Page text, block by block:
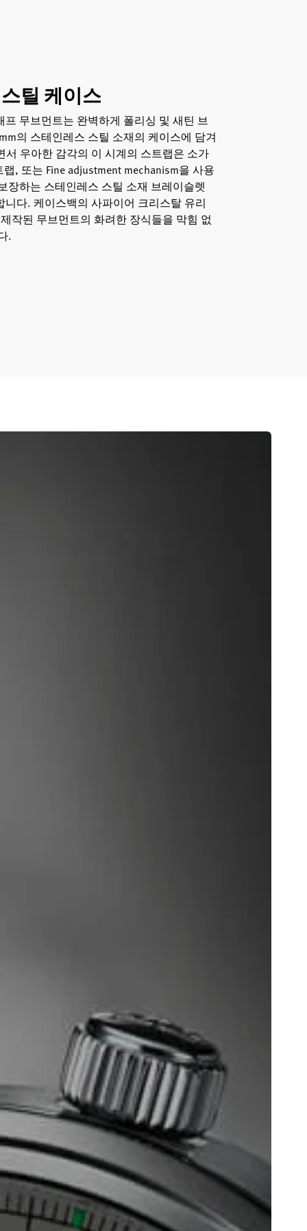
틸 케이스
프 무브먼트는 완벽하게 폴리싱 및 새틴 브
의 스테인레스 스틸 소재의 케이스에 담겨
서 우아한 감각의 이 시계의 스트랩은 소가
, 또는 Fine adjustment mechanism을 사용
장하는 스테인레스 스틸 소재 브레이슬렛
니다. 케이스백의 사파이어 크리스탈 유리
작된 무브먼트의 화려한 장식들을 막힘 없
.